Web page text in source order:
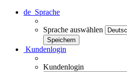
de Sprache
Sprache auswählen
Kundenlogin
Kundenlogin